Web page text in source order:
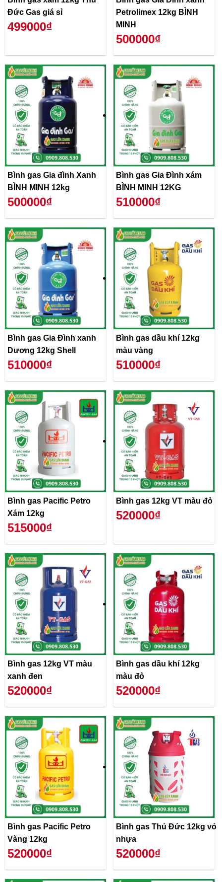
Đức Gas giá sỉ
499000₫
Petrolimex 12kg BÌNH
MINH
500000₫
Bình gas Gia đình Xanh
BÌNH MINH 12kg
500000₫
Bình gas Gia Đình xám
BÌNH MINH 12KG
510000₫
Bình gas Gia Đình xanh
Dương 12kg Shell
510000₫
Bình gas dầu khí 12kg
màu vàng
510000₫
Bình gas Pacific Petro
Xám 12kg
515000₫
Bình gas 12kg VT màu đỏ
520000₫
Bình gas 12kg VT màu
xanh đen
520000₫
Bình gas dầu khí 12kg
màu đỏ
520000₫
Bình gas Pacific Petro
Vàng 12kg
520000₫
Bình gas Thủ Đức 12kg vỏ
nhựa
520000₫